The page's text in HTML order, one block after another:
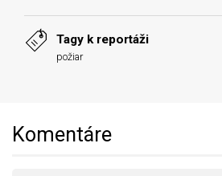
Tagy k reportáži
požiar
Komentáre